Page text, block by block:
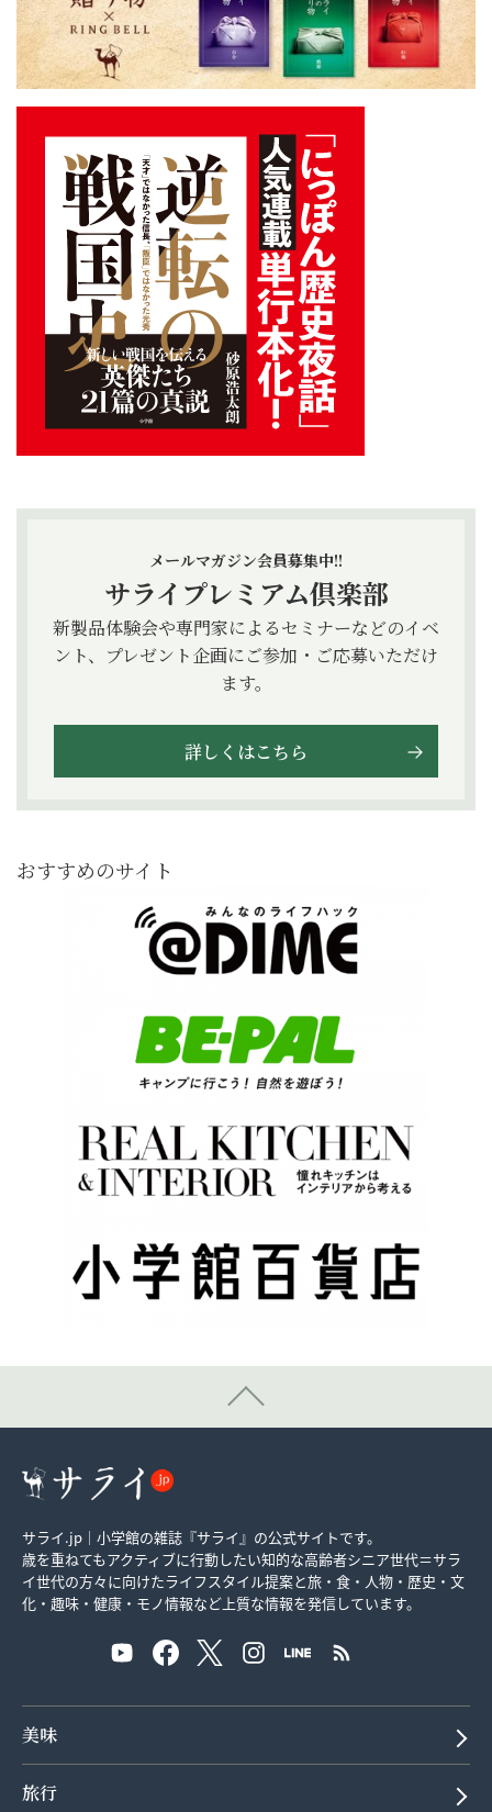
メールマガジン会員募集中!!
サライプレミアム倶楽部
新製品体験会や専門家によるセミナーなどのイベ
ント、プレゼント企画にご参加・ご応募いただけ
ます。
詳しくはこちら
おすすめのサイト
サライ.jp｜小学館の雑誌『サライ』の公式サイトです。
歳を重ねてもアクティブに行動したい知的な高齢者シニア世代＝サラ
イ世代の方々に向けたライフスタイル提案と旅・食・人物・歴史・文
化・趣味・健康・モノ情報など上質な情報を発信しています。
美味
旅行